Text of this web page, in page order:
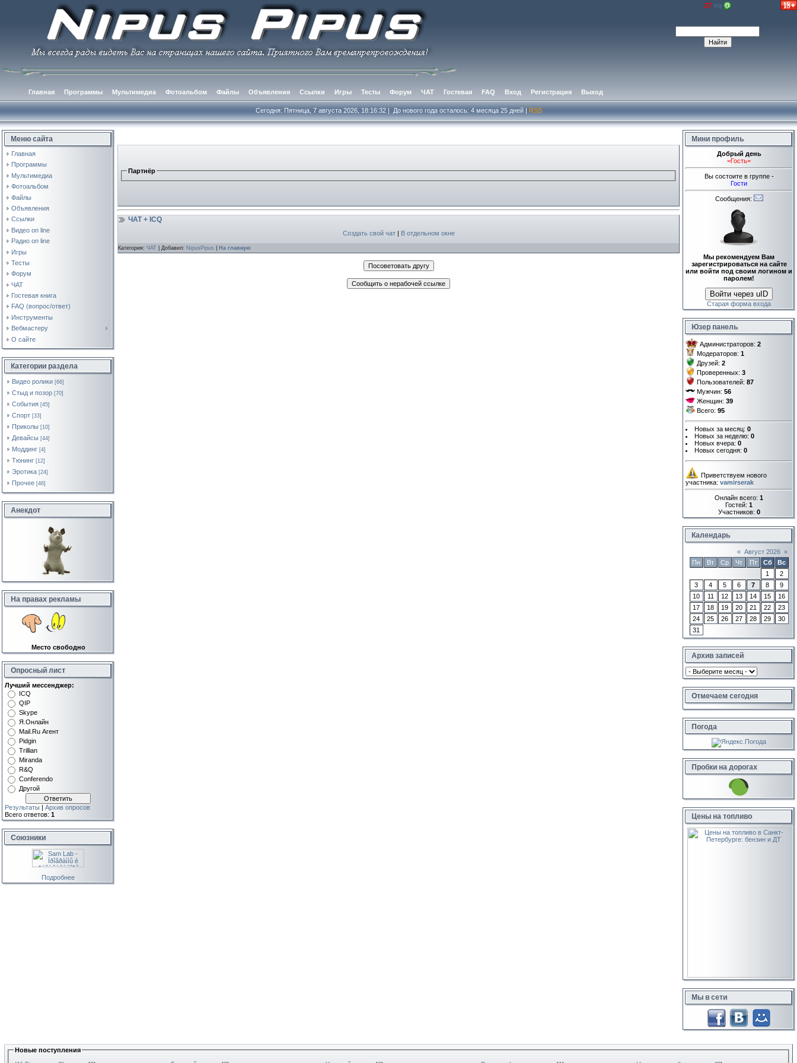
Главная Программы Мультимедиа Фотоальбом Файлы Объявления Ссылки Игры Тесты Форум ЧАТ Гостевая FAQ Вход Регистрация Выход
Сегодня: Пятница, 7 августа 2026, 18:16:33 | До нового года осталось: 4 месяцa 25 дней | RSS
Меню сайта
Главная
Программы
Мультимедиа
Фотоальбом
Файлы
Объявления
Ссылки
Видео on line
Радио on line
Игры
Тесты
Форум
ЧАТ
Гостевая книга
FAQ (вопрос/ответ)
Инструменты
Вебмастеру
О сайте
Категории раздела
Видео ролики [66]
Стыд и позор [70]
События [45]
Спорт [33]
Приколы [10]
Девайсы [44]
Моддинг [4]
Тюнинг [12]
Эротика [24]
Прочее [46]
Анекдот
На правах рекламы
Место свободно
Опросный лист
Лучший мессенджер:
ICQ
QIP
Skype
Я.Онлайн
Mail.Ru Агент
Pidgin
Trillian
Miranda
R&Q
Conferendo
Другой
Результаты | Архив опросов
Всего ответов: 1
Союзники
Подробнее
Партнёр
ЧАТ + ICQ
Создать свой чат| В отдельном окне
Категория: ЧАТ | Добавил: NipusPipus На главную
Мини профиль
Добрый день
=Гость=
Вы состоите в группе -
Гости
Сообщения:
Мы рекомендуем Вам
зарегистрироваться на сайте
или войти под своим логином и
паролем!
Войти через uID
Старая форма входа
Юзер панель
Администраторов: 2
Модераторов: 1
Друзей: 2
Проверенных: 3
Пользователей: 87
Мужчин: 56
Женщин: 39
Всего: 95
Новых за месяц: 0
Новых за неделю: 0
Новых вчера: 0
Новых сегодня: 0
Приветствуем нового
участника: vamirserak
Онлайн всего: 1
Гостей: 1
Участников: 0
Календарь
« Август 2026 »
Пн
Вт Ср Чт Пт Сб
Вс
1
2
3
4 5 6 7 8
9
10
11 12 13 14 15
16
17
18 19 20 21 22
23
24
25 26 27 28 29
30
31
Архив записей
Отмечаем сегодня
Погода
Пробки на дорогах
Цены на топливо
Мы в сети
Новые поступления